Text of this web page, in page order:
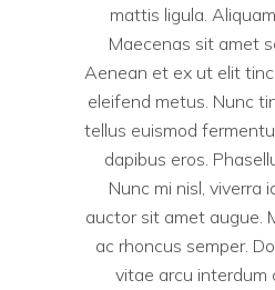
mattis ligula.
Maecenas sit amet
Aenean et ex ut elit
eleifend metus. Nunc
tellus euismod
dapibus eros.
Nunc mi nisl, viverra
auctor sit amet augue.
ac rhoncus semper.
vitae arcu interdum